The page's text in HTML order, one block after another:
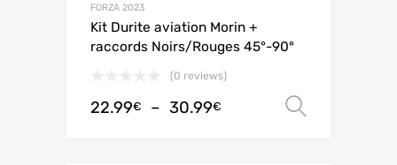
FORZA 2023
Kit Durite aviation Morin +
raccords Noirs/Rouges 45°-90°
(0 reviews)
22.99€ – 30.99€